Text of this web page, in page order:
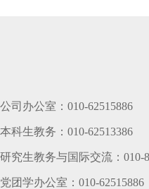
公司办公室：010-62515886
本科生教务：010-62513386
研究生教务与国际交流：010-
党团学办公室：010-62515886